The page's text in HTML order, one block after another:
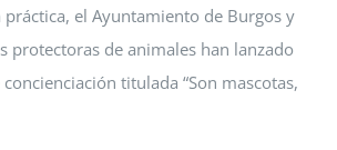
el Ayuntamiento de Burgos y
protectoras de animales han lanzado
titulada “Son mascotas,